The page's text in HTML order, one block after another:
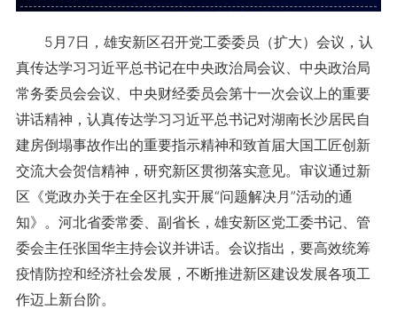
5月7日，雄安新区召开党工委委员（扩大）会议，认
真传达学习习近平总书记在中央政治局会议、中央政治局
常务委员会会议、中央财经委员会第十一次会议上的重要
讲话精神，认真传达学习习近平总书记对湖南长沙居民自
建房倒塌事故作出的重要指示精神和致首届大国工匠创新
交流大会贺信精神，研究新区贯彻落实意见。审议通过新
区《党政办关于在全区扎实开展“问题解决月”活动的通
知》。河北省委常委、副省长，雄安新区党工委书记、管
委会主任张国华主持会议并讲话。会议指出，要高效统筹
疫情防控和经济社会发展，不断推进新区建设发展各项工
作迈上新台阶。